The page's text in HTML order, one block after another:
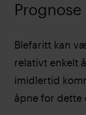
Prognose
Blefaritt kan
relativt enkelt
imidlertid
åpne for dette